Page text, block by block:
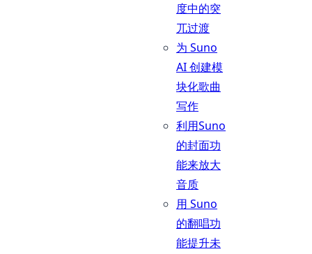
度中的突
兀过渡
为 Suno
AI 创建模
块化歌曲
写作
利用Suno
的封面功
能来放大
音质
用 Suno
的翻唱功
能提升未